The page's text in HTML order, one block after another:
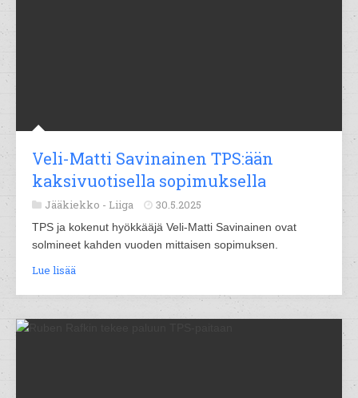
Veli-Matti Savinainen TPS:ään
kaksivuotisella sopimuksella
Jääkiekko - Liiga 30.5.2025
TPS ja kokenut hyökkääjä Veli-Matti Savinainen ovat
solmineet kahden vuoden mittaisen sopimuksen.
Lue lisää